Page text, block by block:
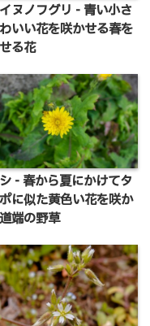
ヌノフグリ - 青い小さ
いい花を咲かせる春を
る花
- 春から夏にかけてタ
に似た黄色い花を咲か
端の野草